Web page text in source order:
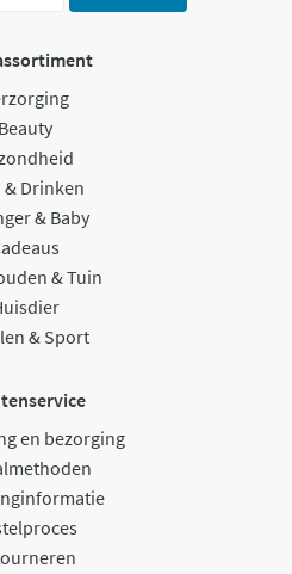
Beauty
& Drinken
& Baby
& Tuin
& Sport
en bezorging